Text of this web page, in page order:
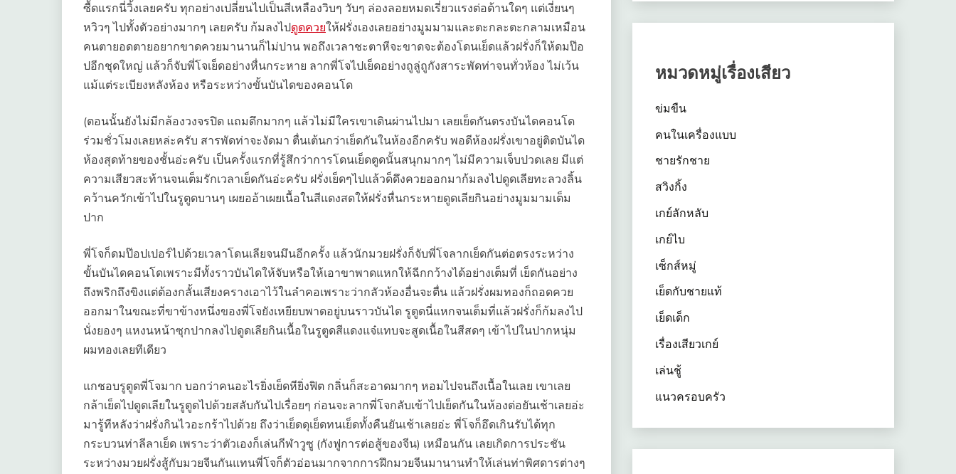
ซื้ดแรกนี่วิ้งเลยครับ ทุกอย่างเปลี่ยนไปเป็นสีเหลืองวิบๆ วับๆ ล่องลอยหมดเรี่ยวแรงต่อต้านใดๆ แต่เงี่ยนๆ
หวิวๆ ไปทั้งตัวอย่างมากๆ เลยครับ ก้มลงไปดูดควยให้ฝรั่งเองเลยอย่างมูมมามและตะกละตะกลามเหมือน
คนตายอดตายอยากขาดควยมานานก็ไม่ปาน พอถึงเวลาชะตาหีจะขาดจะต้องโดนเย็ดแล้วฝรั่งก็ให้ดมป๊อ
ปอีกชุดใหญ่ แล้วก็จับพี่โจเย็ดอย่างหื่นกระหาย ลากพี่โจไปเย็ดอย่างถูลู่ถูกังสาระพัดท่าจนทั่วห้อง ไม่เว้น
แม้แต่ระเบียงหลังห้อง หรือระหว่างขั้นบันไดของคอนโด
(ตอนนั้นยังไม่มีกล้องวงจรปิด แถมดึกมากๆ แล้วไม่มีใครเขาเดินผ่านไปมา เลยเย็ดกันตรงบันไดคอนโด
ร่วมชั่วโมงเลยหล่ะครับ สารพัดท่าจะงัดมา ตื่นเต้นกว่าเย็ดกันในห้องอีกครับ พอดีห้องฝรั่งเขาอยู่ติดบันได
ห้องสุดท้ายของชั้นอ่ะครับ เป็นครั้งแรกที่รู้สึกว่าการโดนเย็ดตูดนั้นสนุกมากๆ ไม่มีความเจ็บปวดเลย มีแต่
ความเสียวสะท้านจนเต็มรักเวลาเย็ดกันอ่ะครับ ฝรั่งเย็ดๆไปแล้วด็ดึงควยออกมาก้มลงไปดูดเลียทะลวงลิ้น
คว้านควักเข้าไปในรูตูดบานๆ เผยออ้าเผยเนื้อในสีแดงสดให้ฝรั่งหื่นกระหายดูดเลียกินอย่างมูมมามเต็ม
ปาก
พี่โจก็ดมป๊อปเปอร์ไปด้วยเวลาโดนเลียจนมึนอีกครั้ง แล้วนักมวยฝรั่งก็จับพี่โจลากเย็ดกันต่อตรงระหว่าง
ขั้นบันไดคอนโดเพราะมีทั้งราวบันไดให้จับหรือให้เอาขาพาดแหกให้ฉีกกว้างได้อย่างเต็มที่ เย็ดกันอย่าง
ถึงพริกถึงขิงแต่ต้องกลั้นเสียงครางเอาไว้ในลำคอเพราะว่ากลัวห้องอื่นจะตื่น แล้วฝรั่งผมทองก็ถอดควย
ออกมาในขณะที่ขาข้างหนึ่งของพี่โจยังเหยียบพาดอยู่บนราวบันได รูตูดนี่แหกจนเต็มที่แล้วฝรั่งก็ก้มลงไป
นั่งยองๆ แหงนหน้าซุกปากลงไปดูดเลียกินเนื้อในรูตูดสีแดงแจ๋แทบจะสูดเนื้อในสีสดๆ เข้าไปในปากหนุ่ม
ผมทองเลยทีเดียว
แกชอบรูตูดพี่โจมาก บอกว่าคนอะไรยิ่งเย็ดหียิ่งฟิต กลิ่นก็สะอาดมากๆ หอมไปจนถึงเนื้อในเลย เขาเลย
กล้าเย็ดไปดูดเลียในรูตูดไปด้วยสลับกันไปเรื่อยๆ ก่อนจะลากพี่โจกลับเข้าไปเย็ดกันในห้องต่อยันเช้าเลยอ่ะ
มารู้ทีหลังว่าฝรั่งกินไวอะกร้าไปด้วย ถึงว่าเย็ดดุเย็ดทนเย็ดทั้งคืนยันเช้าเลยอ่ะ พี่โจก็อึดเกินรับได้ทุก
กระบวนท่าลีลาเย็ด เพราะว่าตัวเองก็เล่นกีฬาวูซู (กังฟูการต่อสู้ของจีน) เหมือนกัน เลยเกิดการประชัน
ระหว่างมวยฝรั่งสู้กับมวยจีนกันแทนพี่โจก็ตัวอ่อนมากจากการฝึกมวยจีนมานานทำให้เล่นท่าพิศดารต่างๆ
หมวดหมู่เรื่องเสียว
ข่มขืน
คนในเครื่องแบบ
ชายรักชาย
สวิงกิ้ง
เกย์ลักหลับ
เกย์ไบ
เซ็กส์หมู่
เย็ดกับชายแท้
เย็ดเด็ก
เรื่องเสียวเกย์
เล่นชู้
แนวครอบครัว